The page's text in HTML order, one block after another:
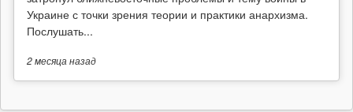
Украине с точки зрения теории и практики анархизма.
Послушать...
2 месяцаназад